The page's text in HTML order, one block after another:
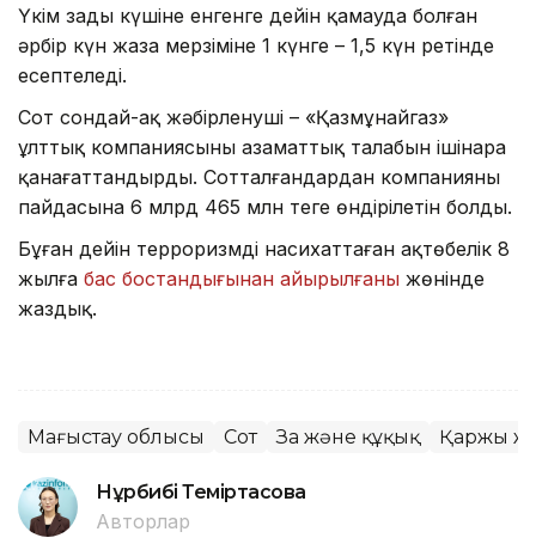
Үкім заңды күшіне енгенге дейін қамауда болған
әрбір күн жаза мерзіміне 1 күнге – 1,5 күн ретінде
есептеледі.
Сот сондай-ақ жәбірленуші – «Қазмұнайгаз»
ұлттық компаниясының азаматтық талабын ішінара
қанағаттандырды. Сотталғандардан компанияның
пайдасына 6 млрд 465 млн теңге өндірілетін болды.
Бұған дейін терроризмді насихаттаған ақтөбелік 8
жылға бас бостандығынан айырылғаны жөнінде
жаздық.
Маңғыстау облысы Сот Заң және құқық Қаржы
Нұрбибі Теміртасова
Авторлар